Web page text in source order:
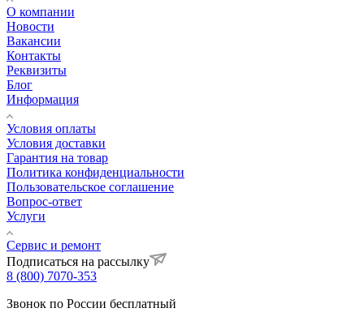
О компании
Новости
Вакансии
Контакты
Реквизиты
Блог
Информация
Условия оплаты
Условия доставки
Гарантия на товар
Политика конфиденциальности
Пользовательское соглашение
Вопрос-ответ
Услуги
Сервис и ремонт
Подписаться на рассылку
8 (800) 7070-353
Звонок по России бесплатный